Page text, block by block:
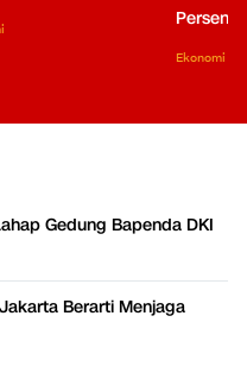
Persen
Ekonomi
Gedung Bapenda DKI
Berarti Menjaga